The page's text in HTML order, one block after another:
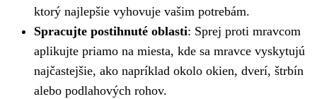
ktorý najlepšie vyhovuje vašim potrebám.
Spracujte postihnuté oblasti: Sprej proti mravcom
aplikujte priamo na miesta, kde sa mravce vyskytujú
najčastejšie, ako napríklad okolo okien, dverí, štrbín
alebo podlahových rohov.